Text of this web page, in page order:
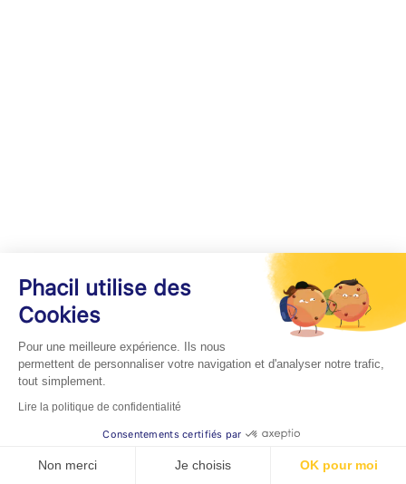
Phacil utilise des
Cookies
Pour une meilleure expérience. Ils nous
permettent de personnaliser votre navigation et d'analyser notre trafic,
tout simplement.
Lire la politique de confidentialité
Consentements certifiés par
Non merci Je choisis OK pour moi